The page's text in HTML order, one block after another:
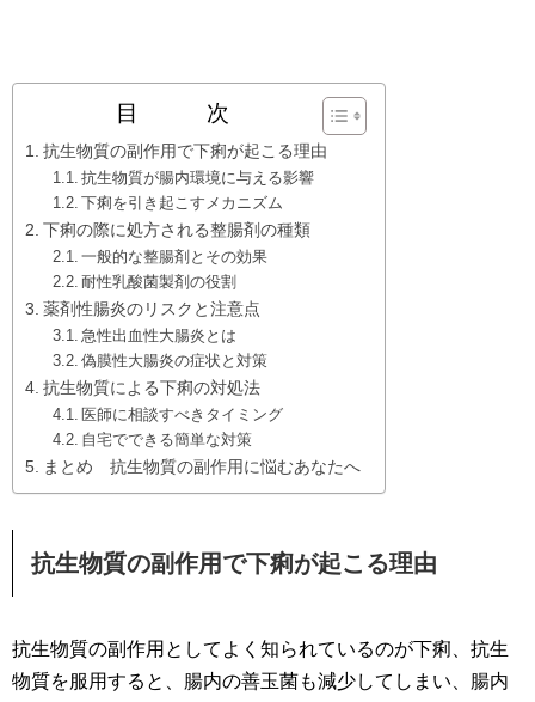
目 次
抗生物質の副作用で下痢が起こる理由
抗生物質が腸内環境に与える影響
下痢を引き起こすメカニズム
下痢の際に処方される整腸剤の種類
一般的な整腸剤とその効果
耐性乳酸菌製剤の役割
薬剤性腸炎のリスクと注意点
急性出血性大腸炎とは
偽膜性大腸炎の症状と対策
抗生物質による下痢の対処法
医師に相談すべきタイミング
自宅でできる簡単な対策
まとめ 抗生物質の副作用に悩むあなたへ
抗生物質の副作用で下痢が起こる理由
抗生物質の副作用としてよく知られているのが下痢、抗生
物質を服用すると、腸内の善玉菌も減少してしまい、腸内